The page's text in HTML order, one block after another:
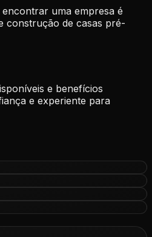
uma empresa é
construção de casas pré-
e benefícios
e experiente para